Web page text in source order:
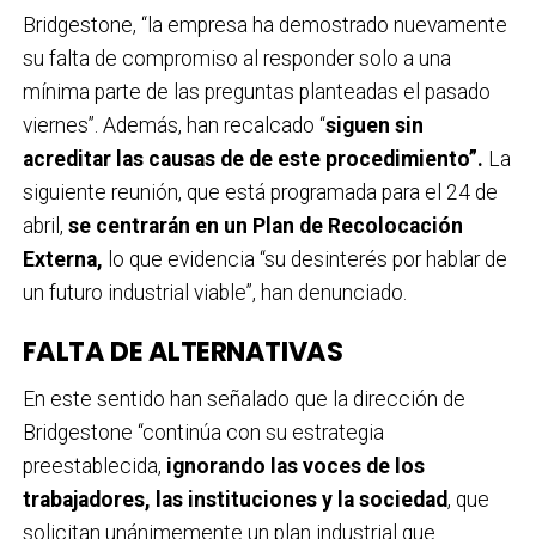
Bridgestone, “la empresa ha demostrado nuevamente
su falta de compromiso al responder solo a una
mínima parte de las preguntas planteadas el pasado
viernes”. Además, han recalcado “siguen sin
acreditar las causas de de este procedimiento”. La
siguiente reunión, que está programada para el 24 de
abril, se centrarán en un Plan de Recolocación
Externa, lo que evidencia “su desinterés por hablar de
un futuro industrial viable”, han denunciado.
FALTA DE ALTERNATIVAS
En este sentido han señalado que la dirección de
Bridgestone “continúa con su estrategia
preestablecida, ignorando las voces de los
trabajadores, las instituciones y la sociedad, que
solicitan unánimemente un plan industrial que